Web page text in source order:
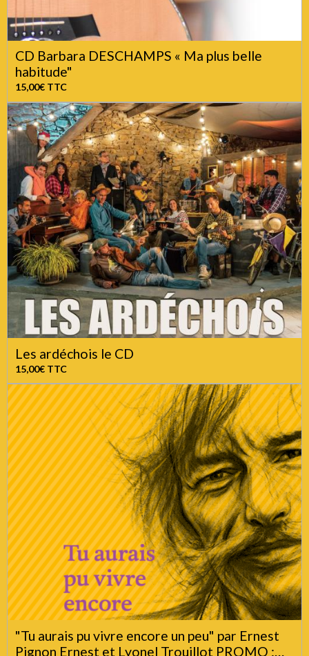
CD Barbara DESCHAMPS « Ma plus belle
habitude"
15,00€ TTC
Les ardéchois le CD
15,00€ TTC
"Tu aurais pu vivre encore un peu" par Ernest
Pignon Ernest et Lyonel Trouillot PROMO :